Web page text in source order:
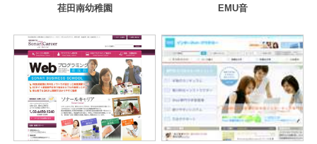
荏田南幼稚園 EMU音